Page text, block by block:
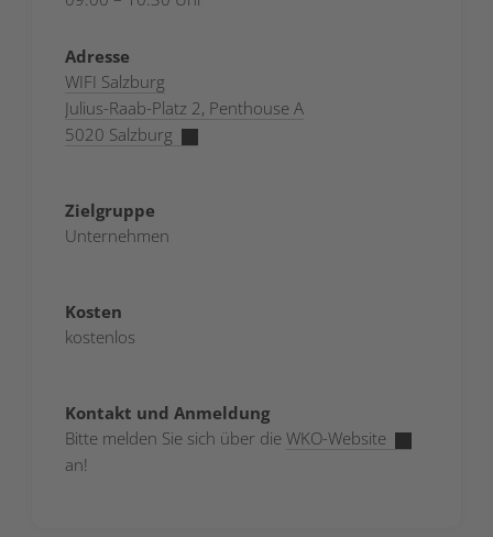
Adresse
WIFI Salzburg
Julius-Raab-Platz 2, Penthouse A
5020 Salzburg
Zielgruppe
Unternehmen
Kosten
kostenlos
Kontakt und Anmeldung
Bitte melden Sie sich über die WKO-Website
an!